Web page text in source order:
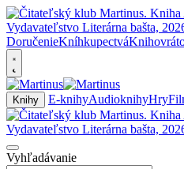
DoručenieKníhkupectvá
Knihy E-knihyAudioknihyHry
Vyhľadávanie